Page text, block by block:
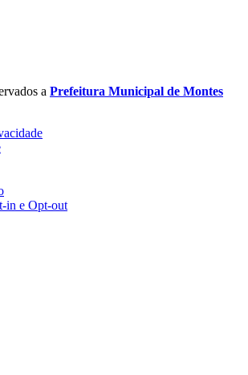
a Prefeitura Municipal de Montes
in e Opt-out